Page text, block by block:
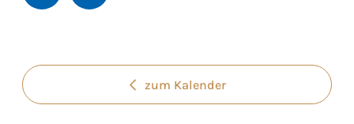
zum Kalender